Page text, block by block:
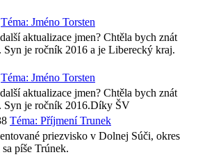
Téma: Jméno Torsten
aktualizace jmen? Chtěla bych znát
Syn je ročník 2016 a je Liberecký kraj.
Téma: Jméno Torsten
aktualizace jmen? Chtěla bych znát
Syn je ročník 2016.Díky ŠV
Téma: Příjmení Trunek
priezvisko v Dolnej Súči, okres
píše Trúnek.